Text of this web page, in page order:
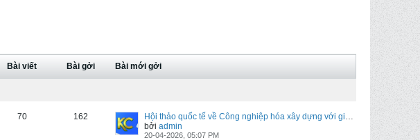
Bài viết Bài gởi Bài mới gởi
70 162
Hội thảo quốc tế về Công nghiệp hóa xây dựng với giải pháp lắp ghép bê tông đúc sẵn (20/04/2026)
bởi admin
20-04-2026, 05:07 PM